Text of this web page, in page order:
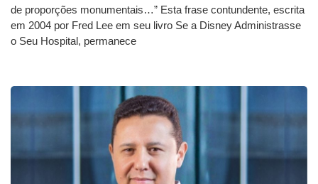
de proporções monumentais…” Esta frase contundente, escrita
em 2004 por Fred Lee em seu livro Se a Disney Administrasse
o Seu Hospital, permanece